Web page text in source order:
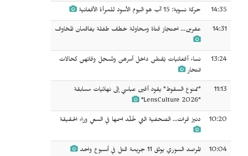
14:35 حركة نسوية: 15 آب هو اليوم الأسود للمرأة الأفغانية
14:31 عفرين… احتجاز فتاة ومحاولة خطف طفلة يفاقمان المخاوف
13:24
نساء أفغانيات يُقتلن داخل أسرهن وتُسجل وفاتهن كحالات
انتحار
11:13
"ممنوع السقوط" يقود أفين عباسي إلى نهائيات مسابقة
"LensCulture 2026"
10:20 دنيز فرات... الصحفية التي خُلِّد اسمها في السعي وراء الحقيقة
10:04 المرصد السوري يوثق 11 جريمة قتل في أسبوع واحد